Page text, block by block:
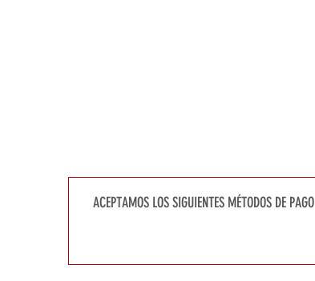
ACEPTAMOS LOS SIGUIENTES MÉTODOS DE PAGO